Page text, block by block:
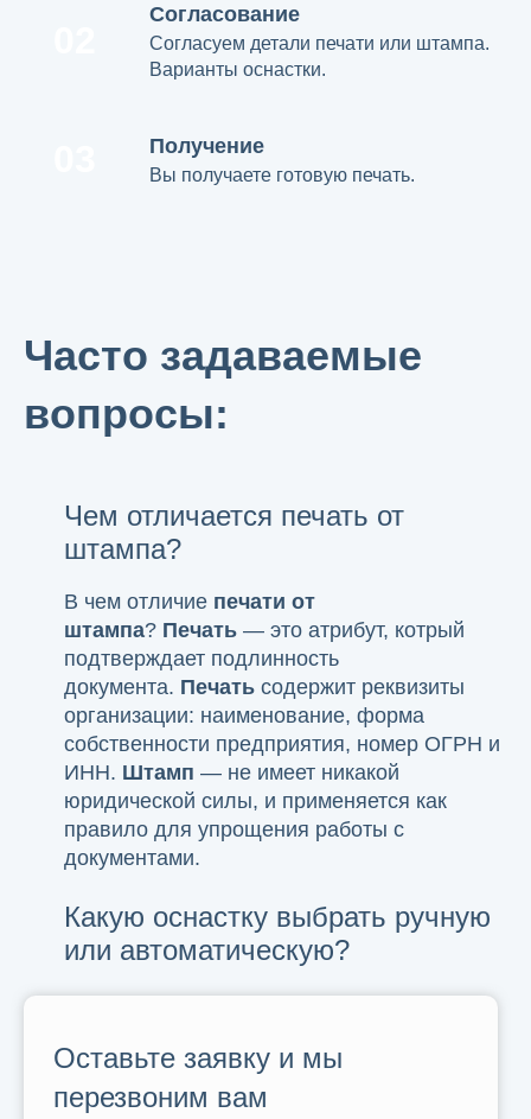
Согласование
Согласуем детали печати или штампа.
Варианты оснастки.
Получение
Вы получаете готовую печать.
Часто задаваемые
вопросы:
Чем отличается печать от
штампа?
В чем отличие печати от
штампа? Печать — это атрибут, котрый
подтверждает подлинность
документа. Печать содержит реквизиты
организации: наименование, форма
собственности предприятия, номер ОГРН и
ИНН. Штамп — не имеет никакой
юридической силы, и применяется как
правило для упрощения работы с
документами.
Какую оснастку выбрать ручную
или автоматическую?
Оставьте заявку и мы
перезвоним вам